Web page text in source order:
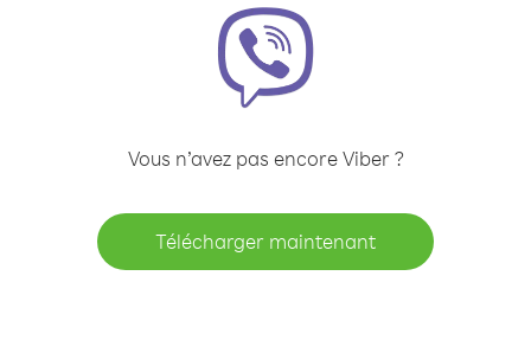
Vous n’avez pas encore Viber ?
Télécharger maintenant